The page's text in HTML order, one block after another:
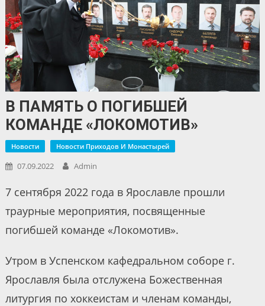
В ПАМЯТЬ О ПОГИБШЕЙ
КОМАНДЕ «ЛОКОМОТИВ»
Новости Новости Приходов И Монастырей
07.09.2022 Admin
7 сентября 2022 года в Ярославле прошли
траурные мероприятия, посвященные
погибшей команде «Локомотив».
Утром в Успенском кафедральном соборе г.
Ярославля была отслужена Божественная
литургия по хоккеистам и членам команды,